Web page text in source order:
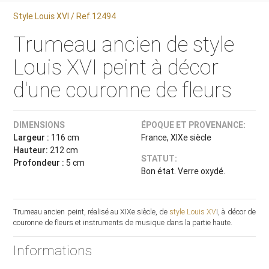
Style Louis XVI / Ref.12494
Trumeau ancien de style
Louis XVI peint à décor
d'une couronne de fleurs
DIMENSIONS
Largeur : 116 cm
Hauteur: 212 cm
Profondeur : 5 cm
ÉPOQUE ET PROVENANCE:
France, XIXe siècle
STATUT:
Bon état. Verre oxydé.
Trumeau ancien peint, réalisé au XIXe siècle, de style Louis XVI, à décor de
couronne de fleurs et instruments de musique dans la partie haute.
Informations